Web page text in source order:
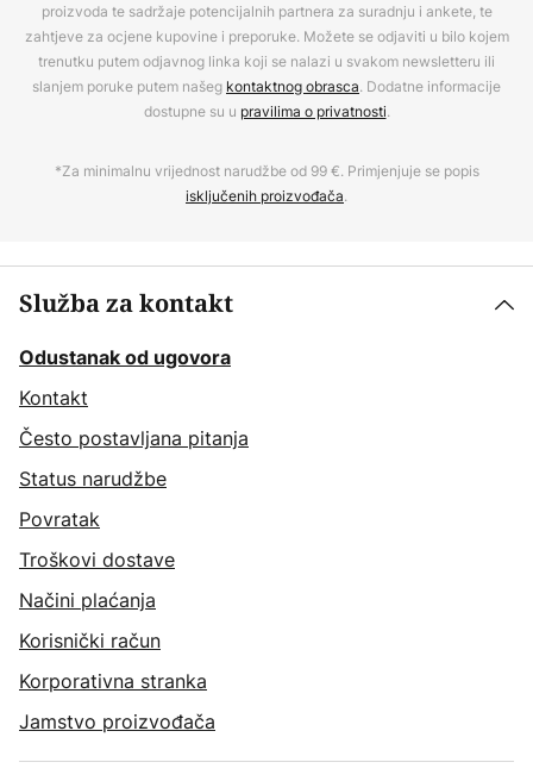
proizvoda te sadržaje potencijalnih partnera za suradnju i ankete, te
zahtjeve za ocjene kupovine i preporuke. Možete se odjaviti u bilo kojem
trenutku putem odjavnog linka koji se nalazi u svakom newsletteru ili
slanjem poruke putem našeg kontaktnog obrasca. Dodatne informacije
dostupne su u pravilima o privatnosti.
*Za minimalnu vrijednost narudžbe od 99 €. Primjenjuje se popis
isključenih proizvođača.
Služba za kontakt
Odustanak od ugovora
Kontakt
Često postavljana pitanja
Status narudžbe
Povratak
Troškovi dostave
Načini plaćanja
Korisnički račun
Korporativna stranka
Jamstvo proizvođača